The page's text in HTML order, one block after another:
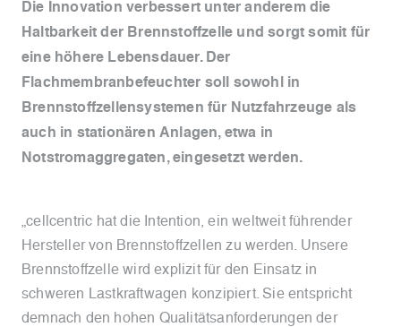
Die Innovation verbessert unter anderem die
Haltbarkeit der Brennstoffzelle und sorgt somit für
eine höhere Lebensdauer. Der
Flachmembranbefeuchter soll sowohl in
Brennstoffzellensystemen für Nutzfahrzeuge als
auch in stationären Anlagen, etwa in
Notstromaggregaten, eingesetzt werden.
„cellcentric hat die Intention, ein weltweit führender
Hersteller von Brennstoffzellen zu werden. Unsere
Brennstoffzelle wird explizit für den Einsatz in
schweren Lastkraftwagen konzipiert. Sie entspricht
demnach den hohen Qualitätsanforderungen der